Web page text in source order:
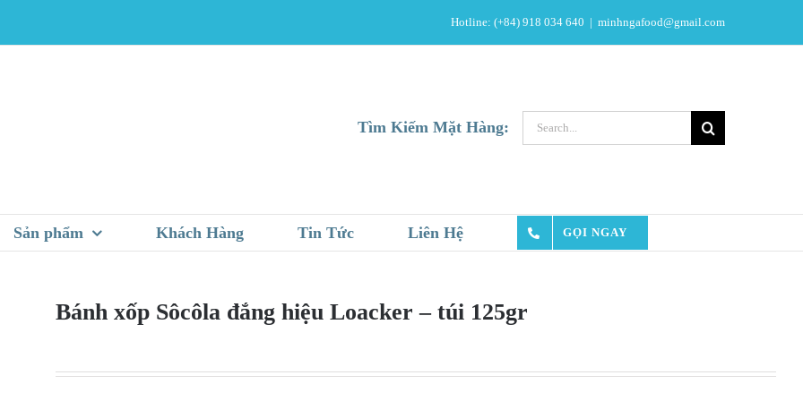
Hotline: (+84) 918 034 640 | minhngafood@gmail.com
Tìm Kiếm Mặt Hàng:
Search
for:
Sản phẩm Khách Hàng Tin Tức Liên Hệ GỌI NGAY
Bánh xốp Sôcôla đắng hiệu Loacker – túi 125gr